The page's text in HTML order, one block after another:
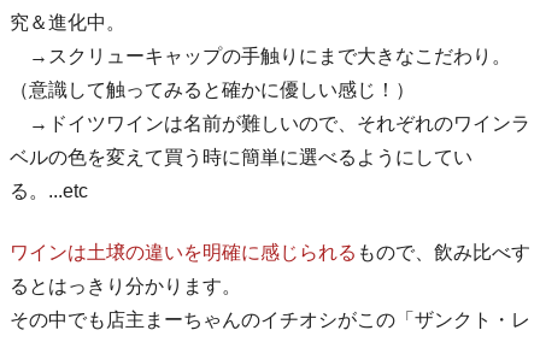
究＆進化中。
→スクリューキャップの手触りにまで大きなこだわり。
（意識して触ってみると確かに優しい感じ！）
→ドイツワインは名前が難しいので、それぞれのワインラ
ベルの色を変えて買う時に簡単に選べるようにしてい
る。...etc
ワインは土壌の違いを明確に感じられる もので、飲み比べす
るとはっきり分かります。
その中でも店主まーちゃんのイチオシがこの「ザンクト・レ